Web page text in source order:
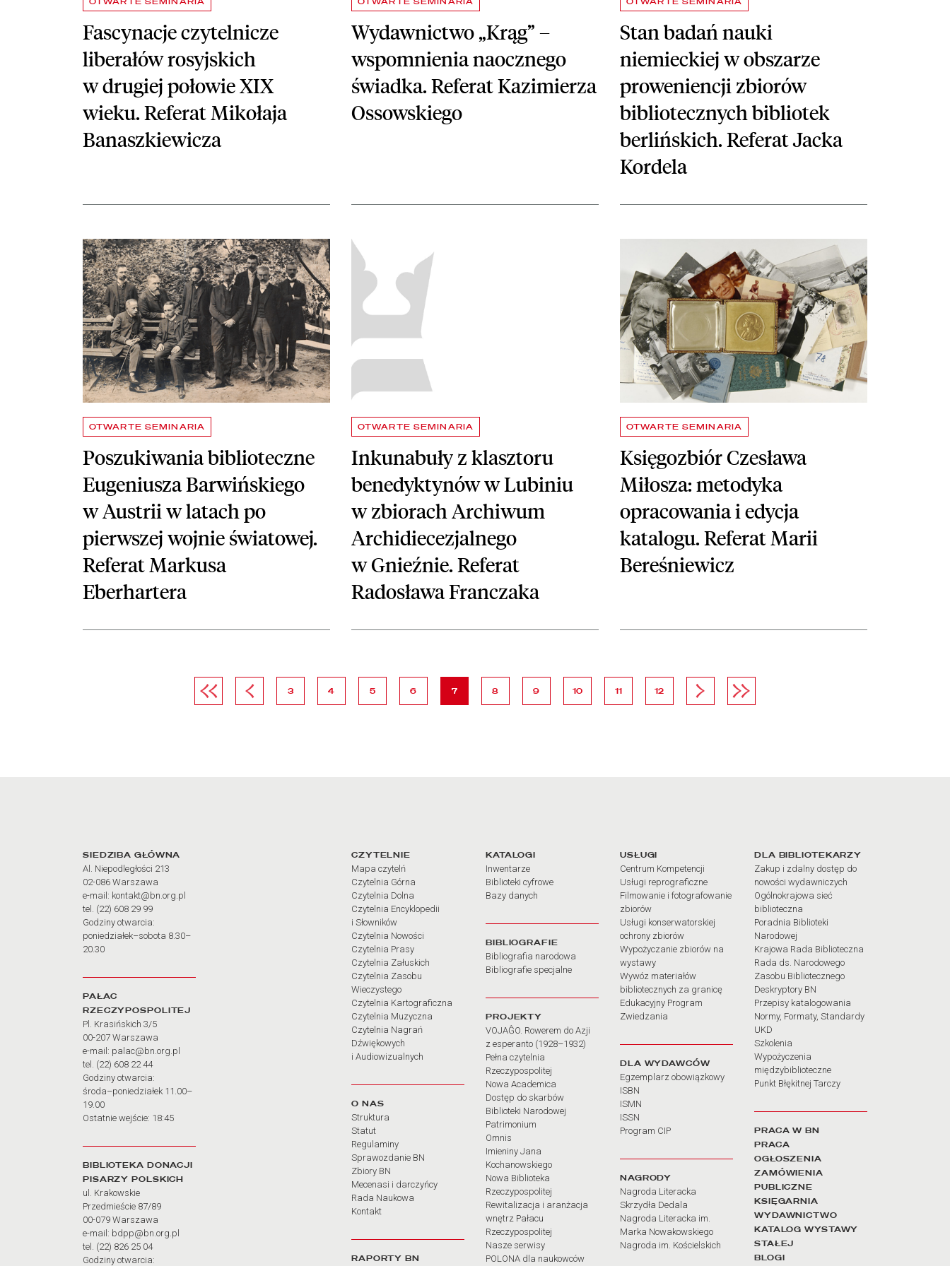
Fascynacje czytelnicze
liberałów rosyjskich
w drugiej połowie XIX
wieku. Referat Mikołaja
Banaszkiewicza
Wydawnictwo „Krąg” –
wspomnienia naocznego
świadka. Referat Kazimierza
Ossowskiego
Stan badań nauki
niemieckiej w obszarze
proweniencji zbiorów
bibliotecznych bibliotek
berlińskich. Referat Jacka
Kordela
OTWARTE SEMINARIA
Poszukiwania biblioteczne
Eugeniusza Barwińskiego
w Austrii w latach po
pierwszej wojnie światowej.
Referat Markusa
Eberhartera
czytaj więcej o Poszukiwania biblioteczne Eugeniusza Barwińskiego w Austrii w latach po pierwszej wojnie światowej. Referat Markusa Eberhartera
OTWARTE SEMINARIA
Inkunabuły z klasztoru
benedyktynów w Lubiniu
w zbiorach Archiwum
Archidiecezjalnego
w Gnieźnie. Referat
Radosława Franczaka
czytaj więcej o Inkunabuły z klasztoru benedyktynów w Lubiniu w zbiorach Archiwum Archidiecezjalnego w Gnieźnie. Referat
OTWARTE SEMINARIA
Księgozbiór Czesława
Miłosza: metodyka
opracowania i edycja
katalogu. Referat Marii
Bereśniewicz
czytaj więcej o Księgozbiór Czesława Miłosza: metodyka opracowania i
Pierwsza stronaPoprzednia strona
strona
3 strona
4 strona
5 strona
6 strona
7 strona
8 strona
9 strona
10 strona
11 strona
12 Następna stronaOstatnia strona
Adres oraz godziny otwarcia
SIEDZIBA GŁÓWNA
Al. Niepodległości 213
02-086 Warszawa
e-mail: kontakt@bn.org.pl
tel. (22) 608 29 99
Godziny otwarcia:
poniedziałek–sobota 8.30–
20.30
PAŁAC
RZECZYPOSPOLITEJ
Pl. Krasińskich 3/5
00-207 Warszawa
e-mail: palac@bn.org.pl
tel. (22) 608 22 44
Godziny otwarcia:
środa–poniedziałek 11.00–
19.00
Ostatnie wejście: 18:45
BIBLIOTEKA DONACJI
PISARZY POLSKICH
ul. Krakowskie
Przedmieście 87/89
00-079 Warszawa
e-mail: bdpp@bn.org.pl
tel. (22) 826 25 04
Godziny otwarcia:
Linki do najważniejszych działów
CZYTELNIE
Mapa czytelń
Czytelnia Górna
Czytelnia Dolna
Czytelnia Encyklopedii
i Słowników
Czytelnia Nowości
Czytelnia Prasy
Czytelnia Załuskich
Czytelnia Zasobu
Wieczystego
Czytelnia Kartograficzna
Czytelnia Muzyczna
Czytelnia Nagrań
Dźwiękowych
i Audiowizualnych
O NAS
Struktura
Statut
Regulaminy
Sprawozdanie BN
Zbiory BN
Mecenasi i darczyńcy
Rada Naukowa
Kontakt
RAPORTY BN
KATALOGI
Inwentarze
Biblioteki cyfrowe
Bazy danych
BIBLIOGRAFIE
Bibliografia narodowa
Bibliografie specjalne
PROJEKTY
VOJAĜO. Rowerem do Azji
z esperanto (1928–1932)
Pełna czytelnia
Rzeczypospolitej
Nowa Academica
Dostęp do skarbów
Biblioteki Narodowej
Patrimonium
Omnis
Imieniny Jana
Kochanowskiego
Nowa Biblioteka
Rzeczypospolitej
Rewitalizacja i aranżacja
wnętrz Pałacu
Rzeczypospolitej
Nasze serwisy
POLONA dla naukowców
USŁUGI
Centrum Kompetencji
Usługi reprograficzne
Filmowanie i fotografowanie
zbiorów
Usługi konserwatorskiej
ochrony zbiorów
Wypożyczanie zbiorów na
wystawy
Wywóz materiałów
bibliotecznych za granicę
Edukacyjny Program
Zwiedzania
DLA WYDAWCÓW
Egzemplarz obowiązkowy
ISBN
ISMN
ISSN
Program CIP
NAGRODY
Nagroda Literacka
Skrzydła Dedala
Nagroda Literacka im.
Marka Nowakowskiego
Nagroda im. Kościelskich
DLA BIBLIOTEKARZY
Zakup i zdalny dostęp do
nowości wydawniczych
Ogólnokrajowa sieć
biblioteczna
Poradnia Biblioteki
Narodowej
Krajowa Rada Biblioteczna
Rada ds. Narodowego
Zasobu Bibliotecznego
Deskryptory BN
Przepisy katalogowania
Normy, Formaty, Standardy
UKD
Szkolenia
Wypożyczenia
międzybiblioteczne
Punkt Błękitnej Tarczy
PRACA W BN
PRACA
OGŁOSZENIA
ZAMÓWIENIA
PUBLICZNE
KSIĘGARNIA
WYDAWNICTWO
KATALOG WYSTAWY
STAŁEJ
BLOGI